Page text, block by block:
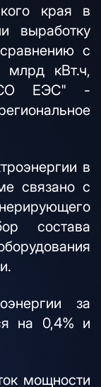
края в
выработку
с
кВт.ч,
ЕЭС" -
в
связано с
состава
за
на 0,4% и
мощности